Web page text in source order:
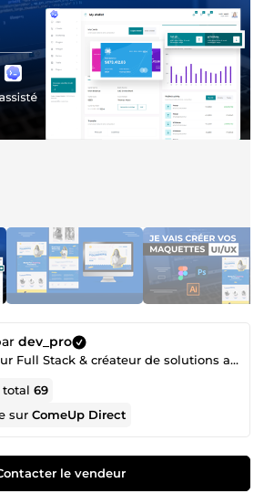
dev_pro
Développeur Full Stack & créateur de solutions avec l'IA
total69
surComeUp Direct
le vendeur